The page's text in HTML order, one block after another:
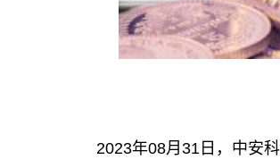
2023年08月31日，中安